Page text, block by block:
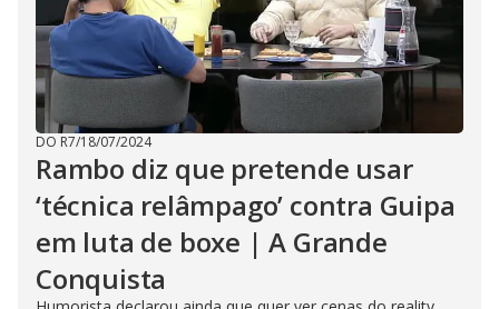
DO R7/18/07/2024
Rambo diz que pretende usar
‘técnica relâmpago’ contra Guipa
em luta de boxe | A Grande
Conquista